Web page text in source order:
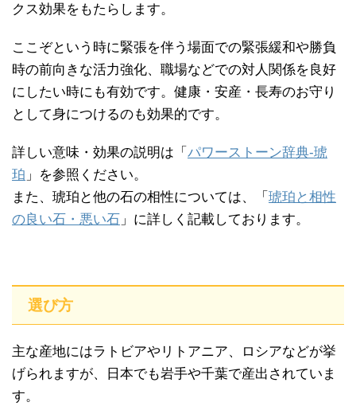
クス効果をもたらします。
ここぞという時に緊張を伴う場面での緊張緩和や勝負
時の前向きな活力強化、職場などでの対人関係を良好
にしたい時にも有効です。健康・安産・長寿のお守り
として身につけるのも効果的です。
詳しい意味・効果の説明は「 パワーストーン辞典-琥
珀 」を参照ください。
また、琥珀と他の石の相性については、「 琥珀と相性
の良い石・悪い石 」に詳しく記載しております。
選び方
主な産地にはラトビアやリトアニア、ロシアなどが挙
げられますが、日本でも岩手や千葉で産出されていま
す。